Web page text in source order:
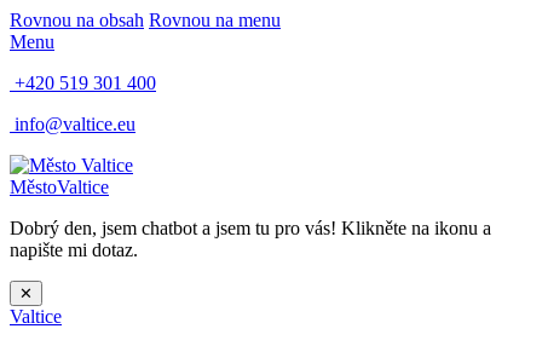
Rovnou na obsah Rovnou na menu
Menu
+420 519 301 400
info@valtice.eu
MěstoValtice
Dobrý den, jsem chatbot a jsem tu pro vás! Klikněte na ikonu a
napište mi dotaz.
✕
Valtice